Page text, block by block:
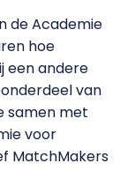
de Academie
hoe
een andere
van
samen met
voor
MatchMakers